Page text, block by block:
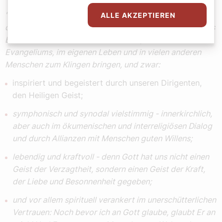
"Nehmt Gottes Melodie in euch auf!" - Mein Wahlspruch
drückt aus, wie ich meinen Dienst und meine Sendung als
Erzbischof verstehe: Gottes Melodie, die Partitur des
Evangeliums, im eigenen Leben und in vielen anderen
Menschen zum Klingen bringen, und zwar:
inspiriert und begeistert durch unseren Dirigenten,
den Heiligen Geist;
symphonisch und synodal vielstimmig - innerkirchlich,
aber auch im ökumenischen und interreligiösen Dialog
und durch Allianzen mit Menschen guten Willens;
lebendig und kraftvoll - denn Gott hat uns nicht einen
Geist der Verzagtheit, sondern einen Geist der Kraft,
der Liebe und Besonnenheit gegeben;
und vor allem spirituell verankert im unerschütterlichen
Vertrauen: Noch bevor ich an Gott glaube, glaubt Er an
ALLE AKZEPTIEREN